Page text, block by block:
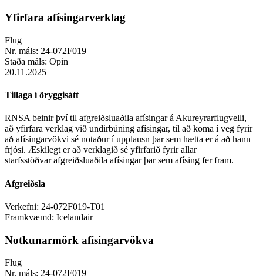
Yfirfara afísingarverklag
Flug
Nr. máls: 24-072F019
Staða máls: Opin
20.11.2025
Tillaga í öryggisátt
RNSA beinir því til afgreiðsluaðila afísingar á Akureyrarflugvelli,
að yfirfara verklag við undirbúning afísingar, til að koma í veg fyrir
að afísingarvökvi sé notaður í upplausn þar sem hætta er á að hann
frjósi. Æskilegt er að verklagið sé yfirfarið fyrir allar
starfsstöðvar afgreiðsluaðila afísingar þar sem afísing fer fram.
Afgreiðsla
Verkefni: 24-072F019-T01
Framkvæmd: Icelandair
Notkunarmörk afísingarvökva
Flug
Nr. máls: 24-072F019